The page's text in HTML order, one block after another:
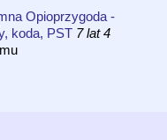
Opioprzygoda -
koda, PST 7 lat 4